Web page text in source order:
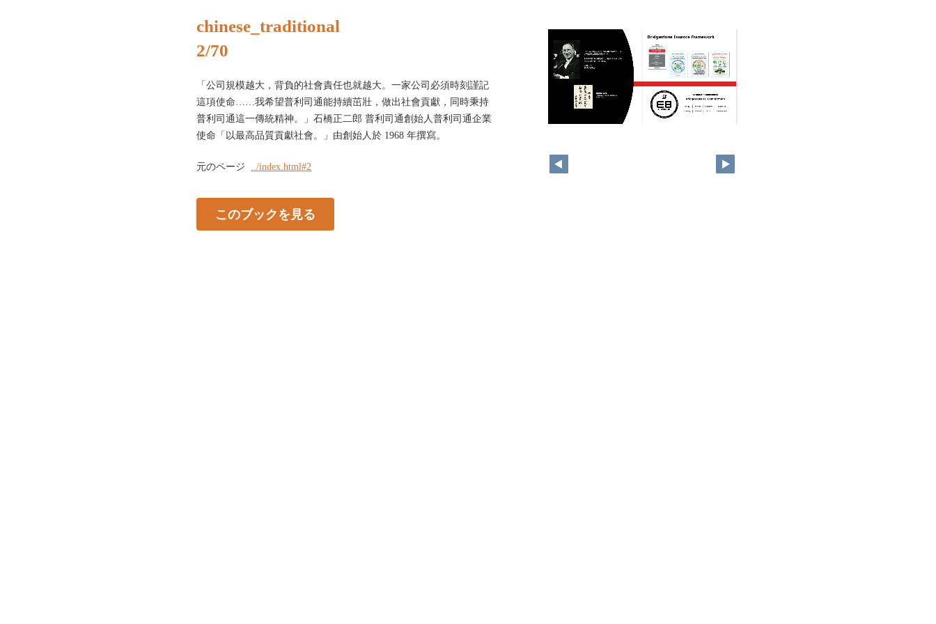
chinese_traditional
2/70
「公司規模越大，背負的社會責任也就越大。一家公司必須時刻謹記
這項使命……我希望普利司通能持續茁壯，做出社會貢獻，同時秉持
普利司通這一傳統精神。」石橋正二郎 普利司通創始人普利司通企業
使命「以最高品質貢獻社會。」由創始人於 1968 年撰寫。
元のページ ../index.html#2
このブックを見る